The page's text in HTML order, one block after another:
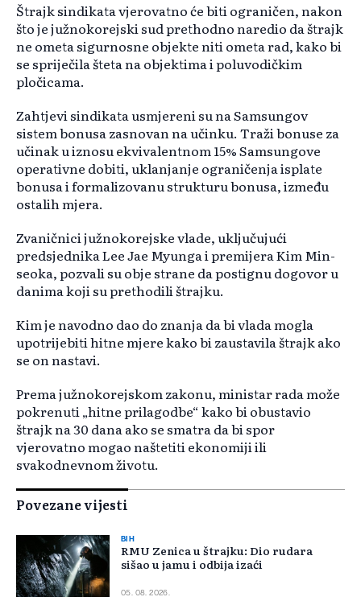
Štrajk sindikata vjerovatno će biti ograničen, nakon
što je južnokorejski sud prethodno naredio da štrajk
ne ometa sigurnosne objekte niti ometa rad, kako bi
se spriječila šteta na objektima i poluvodičkim
pločicama.
Zahtjevi sindikata usmjereni su na Samsungov
sistem bonusa zasnovan na učinku. Traži bonuse za
učinak u iznosu ekvivalentnom 15% Samsungove
operativne dobiti, uklanjanje ograničenja isplate
bonusa i formalizovanu strukturu bonusa, između
ostalih mjera.
Zvaničnici južnokorejske vlade, uključujući
predsjednika Lee Jae Myunga i premijera Kim Min-
seoka, pozvali su obje strane da postignu dogovor u
danima koji su prethodili štrajku.
Kim je navodno dao do znanja da bi vlada mogla
upotrijebiti hitne mjere kako bi zaustavila štrajk ako
se on nastavi.
Prema južnokorejskom zakonu, ministar rada može
pokrenuti „hitne prilagodbe“ kako bi obustavio
štrajk na 30 dana ako se smatra da bi spor
vjerovatno mogao naštetiti ekonomiji ili
svakodnevnom životu.
Povezane vijesti
BIH
RMU Zenica u štrajku: Dio rudara
sišao u jamu i odbija izaći
05. 08. 2026.